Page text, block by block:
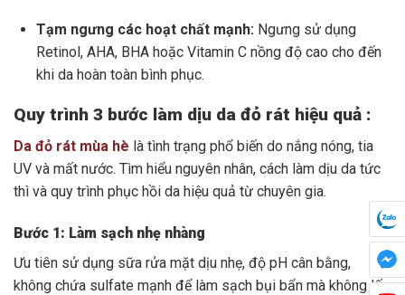
Tạm ngưng các hoạt chất mạnh: Ngưng sử dụng
Retinol, AHA, BHA hoặc Vitamin C nồng độ cao cho đến
khi da hoàn toàn bình phục.
Quy trình 3 bước làm dịu da đỏ rát hiệu quả :
Da đỏ rát mùa hè là tình trạng phổ biến do nắng nóng, tia
UV và mất nước. Tìm hiểu nguyên nhân, cách làm dịu da tức
thì và quy trình phục hồi da hiệu quả từ chuyên gia.
Bước 1: Làm sạch nhẹ nhàng
Ưu tiên sử dụng sữa rửa mặt dịu nhẹ, độ pH cân bằng,
không chứa sulfate mạnh để làm sạch bụi bẩn mà không lấy